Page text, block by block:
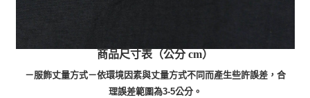
商品尺寸表（公分 cm）
－服飾丈量方式－依環境因素與丈量方式不同而產生些許誤差，合
理誤差範圍為3-5公分。